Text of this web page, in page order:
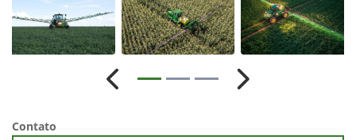
Anterior Próximo
Contato